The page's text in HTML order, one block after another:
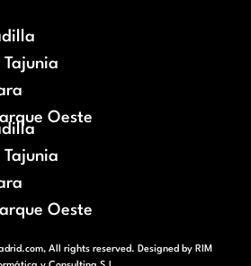
Oeste
Oeste
All rights reserved. Designed by RIM